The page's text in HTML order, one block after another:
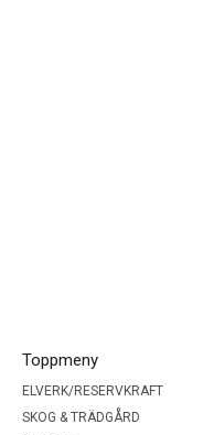
Toppmeny
ELVERK/RESERVKRAFT
SKOG & TRÄDGÅRD